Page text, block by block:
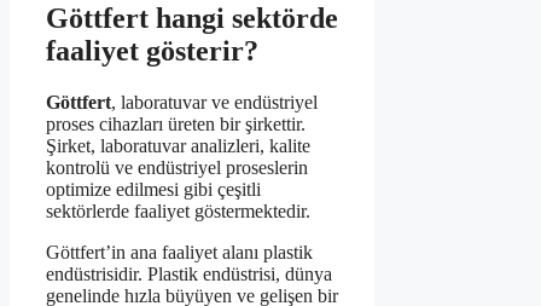
Göttfert hangi sektörde
faaliyet gösterir?
Göttfert, laboratuvar ve endüstriyel
proses cihazları üreten bir şirkettir.
Şirket, laboratuvar analizleri, kalite
kontrolü ve endüstriyel proseslerin
optimize edilmesi gibi çeşitli
sektörlerde faaliyet göstermektedir.
Göttfert’in ana faaliyet alanı plastik
endüstrisidir. Plastik endüstrisi, dünya
genelinde hızla büyüyen ve gelişen bir